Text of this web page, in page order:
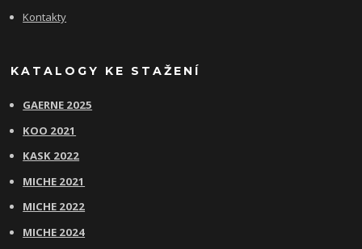
Kontakty
KATALOGY KE STAŽENÍ
GAERNE 2025
KOO 2021
KASK 2022
MICHE 2021
MICHE 2022
MICHE 2024